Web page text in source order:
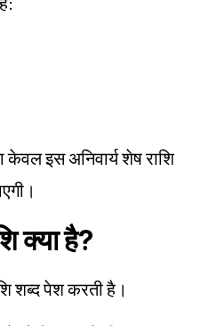
केवल इस अनिवार्य शेष राशि
क्या है?
शब्द पेश करती है।